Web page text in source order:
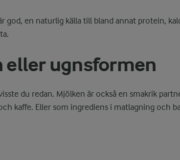
god, en naturlig källa till bland annat protein,
eller ugnsformen
du redan. Mjölken är också en smakrik
kaffe. Eller som ingrediens i matlagning och